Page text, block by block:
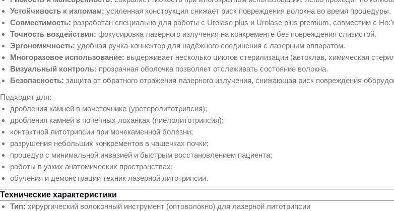
Устойчивость к изломам: усиленная конструкция снижает риск повреждения волокна во время процедуры.
Совместимость: разработан специально для работы с Urolase plus и Urolase plus premium, совместим с
Точность воздействия: фокусировка лазерного излучения на конкременте без повреждения слизистой.
Эргономичность: удобная ручка‑коннектор для надёжного соединения с лазерным аппаратом.
Многоразовое использование: выдерживает несколько циклов стерилизации (автоклав, химическая
Визуальный контроль: прозрачная оболочка позволяет отслеживать состояние волокна.
Безопасность: защита от обратного отражения лазерного излучения, снижающая риск повреждения
Подходит для:
дробления камней в мочеточнике (уретеролитотрипсия);
дробления камней в почечных лоханках (пиелолитотрипсия);
контактной литотрипсии при мочекаменной болезни;
разрушения небольших конкрементов в чашечках почки;
процедур с минимальной инвазией и быстрым восстановлением пациента;
работы в узких анатомических пространствах;
обучения и демонстрации техник лазерной литотрипсии.
Технические характеристики
Тип: хирургический волоконный инструмент (оптоволокно) для лазерной литотрипсии